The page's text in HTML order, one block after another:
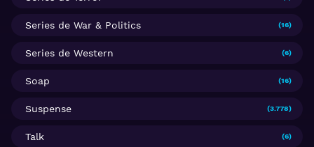
Series de War & Politics (16)
Series de Western (6)
Soap (16)
Suspense (3.778)
Talk (6)